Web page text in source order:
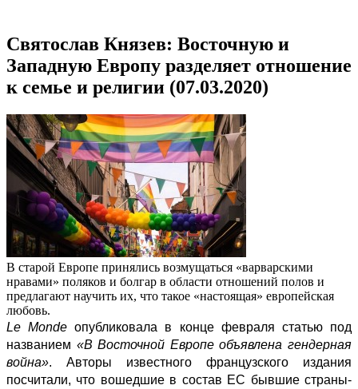
Святослав Князев: Восточную и
Западную Европу разделяет отношение
к семье и религии (07.03.2020)
В старой Европе принялись возмущаться «варварскими
нравами» поляков и болгар в области отношений полов и
предлагают научить их, что такое «настоящая» европейская
любовь.
Le Monde опубликовала в конце февраля статью под
названием «В Восточной Европе объявлена гендерная
война». Авторы известного французского издания
посчитали, что вошедшие в состав ЕС бывшие страны-